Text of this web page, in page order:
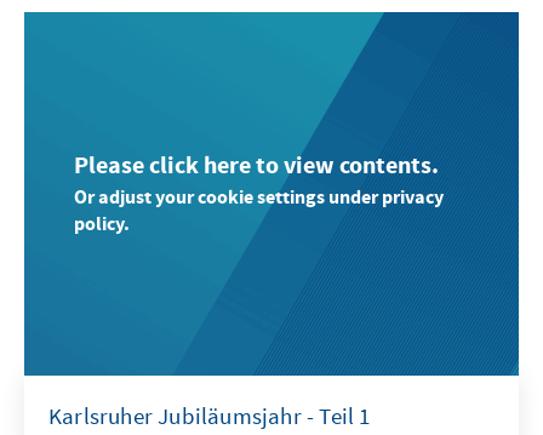
Please click here to view contents.
Or adjust your cookie settings under privacy
policy.
Karlsruher Jubiläumsjahr - Teil 1